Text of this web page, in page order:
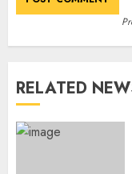
RELATED